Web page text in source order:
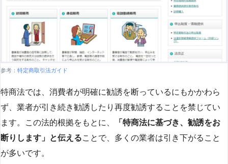
参考： 特定商取引法ガイド
特商法では、消費者が明確に勧誘を断っているにもかかわら
ず、業者が引き続き勧誘したり再度勧誘することを禁じてい
ます。この法的根拠をもとに、
「特商法に基づき、勧誘をお
断りします」と伝えることで、多くの業者は引き下がること
が多いです​​。